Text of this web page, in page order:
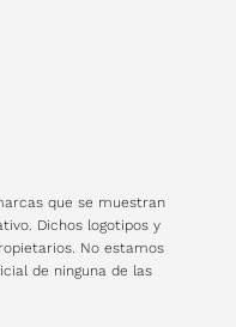
que se muestran
Dichos logotipos y
No estamos
de ninguna de las